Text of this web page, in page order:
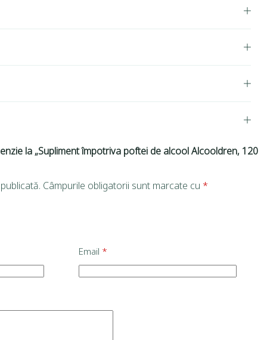
la „Supliment împotriva poftei de alcool Alcooldren, 120
Câmpurile obligatorii sunt marcate cu *
Email *